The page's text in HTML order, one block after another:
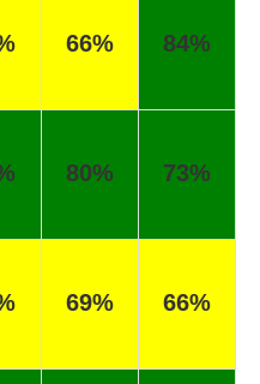
66% 84%
80% 73%
69% 66%
Сегодня поймал
уловил карпа
поймал много